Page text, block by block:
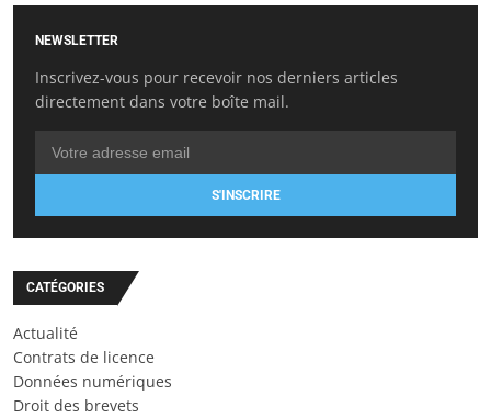
NEWSLETTER
Inscrivez-vous pour recevoir nos derniers articles
directement dans votre boîte mail.
S'INSCRIRE
CATÉGORIES
Actualité
Contrats de licence
Données numériques
Droit des brevets